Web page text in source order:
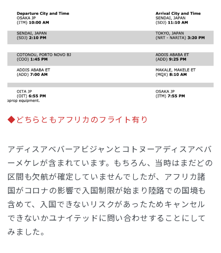
◆どちらともアフリカのフライト有り
アディスアベバーアビジャンとコトヌーアディスアベバ
ーメケレが含まれています。もちろん、当時はまだどの
区間も欠航が確定していませんでしたが、アフリカ諸
国がコロナの影響で入国制限が始まり陸路での国境も
含めて、入国できないリスクがあったためキャンセル
できないかユナイテッドに問い合わせすることにして
みました。